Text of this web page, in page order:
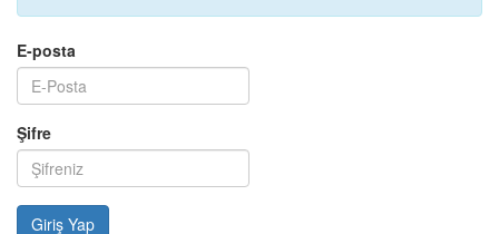
E-posta
Şifre